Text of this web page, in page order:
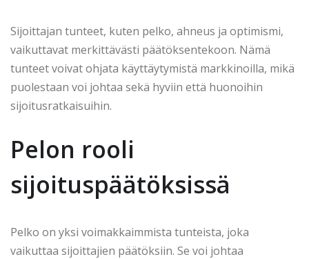
Sijoittajan tunteet, kuten pelko, ahneus ja optimismi,
vaikuttavat merkittävästi päätöksentekoon. Nämä
tunteet voivat ohjata käyttäytymistä markkinoilla, mikä
puolestaan voi johtaa sekä hyviin että huonoihin
sijoitusratkaisuihin.
Pelon rooli
sijoituspäätöksissä
Pelko on yksi voimakkaimmista tunteista, joka
vaikuttaa sijoittajien päätöksiin. Se voi johtaa